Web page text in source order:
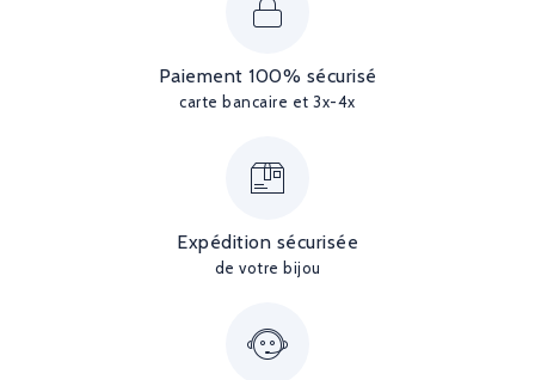
Paiement 100% sécurisé
carte bancaire et 3x-4x
Expédition sécurisée
de votre bijou